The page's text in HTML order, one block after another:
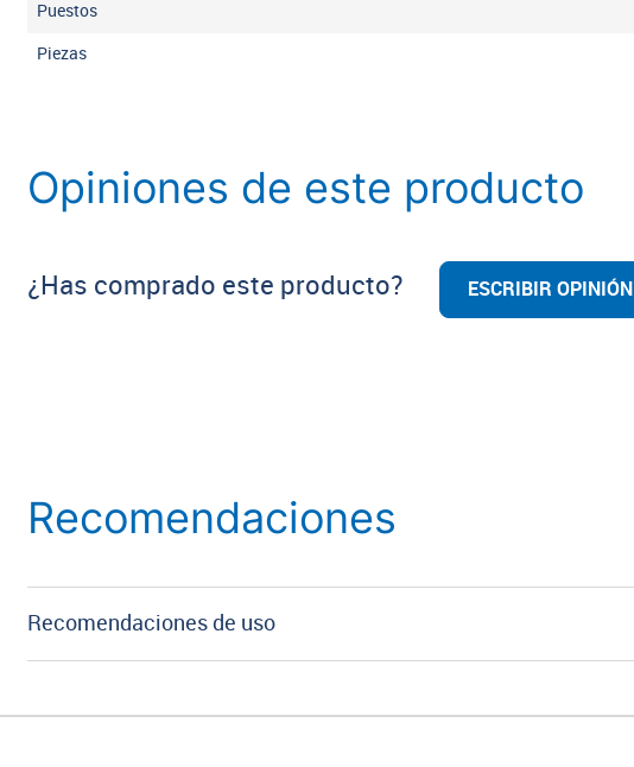
Puestos
Piezas
Opiniones de este producto
¿Has comprado este producto? ESCRIBIR OPINIÓN
Recomendaciones
Recomendaciones de uso